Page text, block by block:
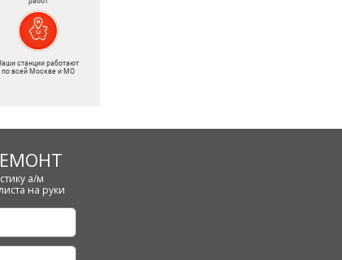
станции работают
по всей Москве и МО
а/м
на руки